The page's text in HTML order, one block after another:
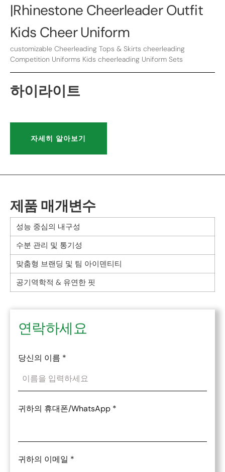
|Rhinestone Cheerleader Outfit
Kids Cheer Uniform
customizable Cheerleading Tops & Skirts cheerleading
Competition Uniforms Kids cheerleading Uniform Sets
하이라이트
자세히 알아보기
제품 매개변수
성능 중심의 내구성
수분 관리 및 통기성
맞춤형 브랜딩 및 팀 아이덴티티
공기역학적 & 유연한 핏
연락하세요
당신의 이름 *
귀하의 휴대폰/WhatsApp *
귀하의 이메일 *